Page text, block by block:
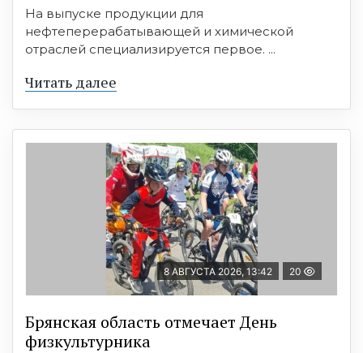
На выпуске продукции для
нефтеперерабатывающей и химической
отраслей специализируется первое. ...
Читать далее
8 АВГУСТА 2026, 13:42 20
Брянская область отмечает День
физкультурника